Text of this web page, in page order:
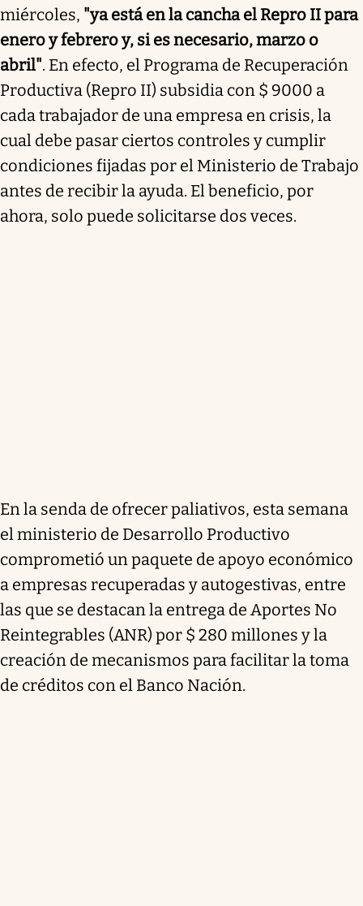
miércoles, "ya está en la cancha el Repro II para
enero y febrero y, si es necesario, marzo o
abril". En efecto, el Programa de Recuperación
Productiva (Repro II) subsidia con $ 9000 a
cada trabajador de una empresa en crisis, la
cual debe pasar ciertos controles y cumplir
condiciones fijadas por el Ministerio de Trabajo
antes de recibir la ayuda. El beneficio, por
ahora, solo puede solicitarse dos veces.
En la senda de ofrecer paliativos, esta semana
el ministerio de Desarrollo Productivo
comprometió un paquete de apoyo económico
a empresas recuperadas y autogestivas, entre
las que se destacan la entrega de Aportes No
Reintegrables (ANR) por $ 280 millones y la
creación de mecanismos para facilitar la toma
de créditos con el Banco Nación.